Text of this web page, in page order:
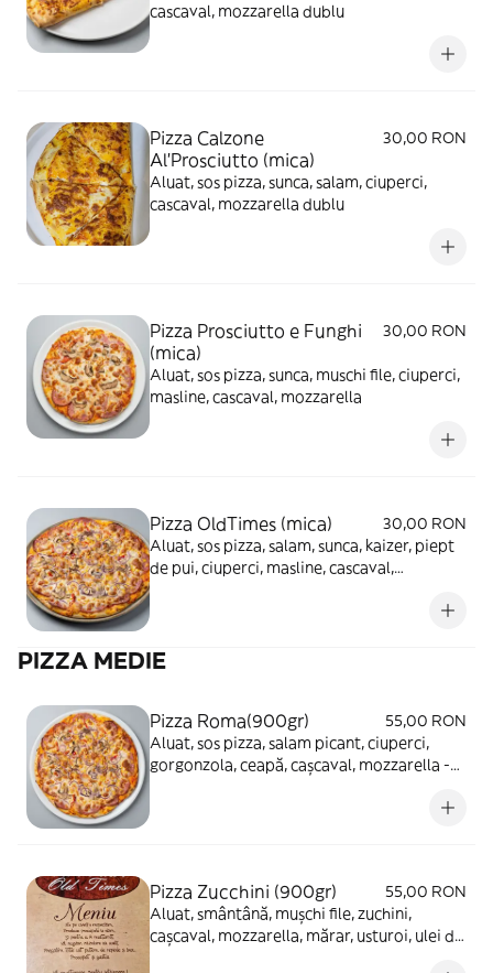
cascaval, mozzarella dublu
Pizza Calzone
Al'Prosciutto (mica)
30,00 RON
Aluat, sos pizza, sunca, salam, ciuperci,
cascaval, mozzarella dublu
Pizza Prosciutto e Funghi
(mica)
30,00 RON
Aluat, sos pizza, sunca, muschi file, ciuperci,
masline, cascaval, mozzarella
Pizza OldTimes (mica)
30,00 RON
Aluat, sos pizza, salam, sunca, kaizer, piept
de pui, ciuperci, masline, cascaval,
PIZZA MEDIE
Pizza Roma(900gr)
55,00 RON
Aluat, sos pizza, salam picant, ciuperci,
gorgonzola, ceapă, cașcaval, mozzarella -
Pizza Zucchini (900gr)
55,00 RON
Aluat, smântână, mușchi file, zuchini,
cașcaval, mozzarella, mărar, usturoi, ulei de